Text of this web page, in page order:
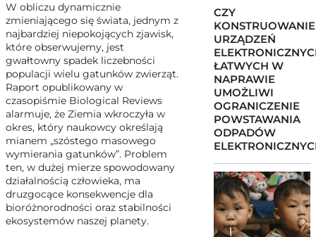
W obliczu dynamicznie
zmieniającego się świata, jednym z
najbardziej niepokojących zjawisk,
które obserwujemy, jest
gwałtowny spadek liczebności
populacji wielu gatunków zwierząt.
Raport opublikowany w
czasopiśmie Biological Reviews
alarmuje, że Ziemia wkroczyła w
okres, który naukowcy określają
mianem „szóstego masowego
wymierania gatunków”. Problem
ten, w dużej mierze spowodowany
działalnością człowieka, ma
druzgocące konsekwencje dla
bioróżnorodności oraz stabilności
ekosystemów naszej planety.
CZY
KONSTRUOWANIE
URZĄDZEŃ
ŁATWYCH W
NAPRAWIE
UMOŻLIWI
OGRANICZENIE
POWSTAWANIA
ODPADÓW